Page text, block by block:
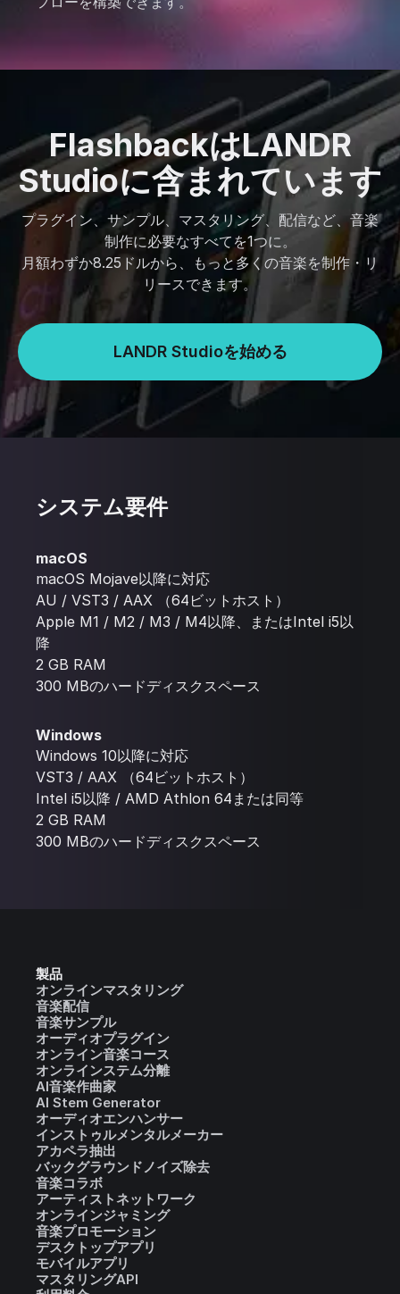
FlashbackはLANDR
Studioに含まれています
プラグイン、サンプル、マスタリング、配信など、音楽
制作に必要なすべてを1つに。
月額わずか8.25ドルから、もっと多くの音楽を制作・リ
リースできます。
LANDR Studioを始める
システム要件
macOS
macOS Mojave以降に対応
AU / VST3 / AAX （64ビットホスト）
Apple M1 / M2 / M3 / M4以降、またはIntel i5以
降
2 GB RAM
300 MBのハードディスクスペース
Windows
Windows 10以降に対応
VST3 / AAX （64ビットホスト）
Intel i5以降 / AMD Athlon 64または同等
2 GB RAM
300 MBのハードディスクスペース
製品
オンラインマスタリング
音楽配信
音楽サンプル
オーディオプラグイン
オンライン音楽コース
オンラインステム分離
AI音楽作曲家
AI Stem Generator
オーディオエンハンサー
インストゥルメンタルメーカー
アカペラ抽出
バックグラウンドノイズ除去
音楽コラボ
アーティストネットワーク
オンラインジャミング
音楽プロモーション
デスクトップアプリ
モバイルアプリ
マスタリングAPI